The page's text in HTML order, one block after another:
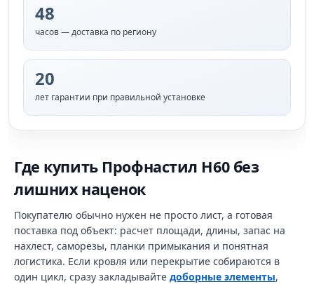
48
часов — доставка по региону
20
лет гарантии при правильной установке
Где купить Профнастил Н60 без
лишних наценок
Покупателю обычно нужен не просто лист, а готовая
поставка под объект: расчет площади, длины, запас на
нахлест, саморезы, планки примыкания и понятная
логистика. Если кровля или перекрытие собираются в
один цикл, сразу закладывайте доборные элементы,